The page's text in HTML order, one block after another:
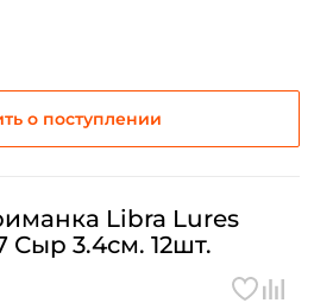
о поступлении
Libra Lures
Сыр 3.4см. 12шт.